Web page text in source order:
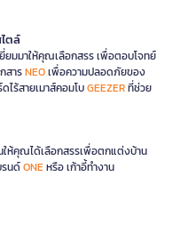
ตล์
มมาให้คุณเลือกสรร เพื่อตอบโจทย์
สารNEOเพื่อความปลอดภัยของ
ไร้สายเมาส์คอมโบGEEZERที่ช่วย
ห้คุณได้เลือกสรรเพื่อตกแต่งบ้าน
รนด์ONEหรือ เก้าอี้ทำงาน